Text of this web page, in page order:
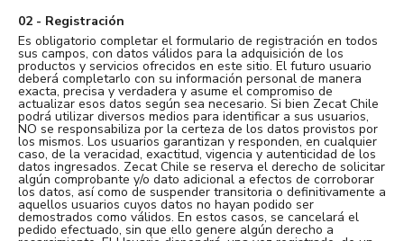
02 - Registración
Es obligatorio completar el formulario de registración en todos
sus campos, con datos válidos para la adquisición de los
productos y servicios ofrecidos en este sitio. El futuro usuario
deberá completarlo con su información personal de manera
exacta, precisa y verdadera y asume el compromiso de
actualizar esos datos según sea necesario. Si bien Zecat Chile
podrá utilizar diversos medios para identificar a sus usuarios,
NO se responsabiliza por la certeza de los datos provistos por
los mismos. Los usuarios garantizan y responden, en cualquier
caso, de la veracidad, exactitud, vigencia y autenticidad de los
datos ingresados. Zecat Chile se reserva el derecho de solicitar
algún comprobante y/o dato adicional a efectos de corroborar
los datos, así como de suspender transitoria o definitivamente a
aquellos usuarios cuyos datos no hayan podido ser
demostrados como válidos. En estos casos, se cancelará el
pedido efectuado, sin que ello genere algún derecho a